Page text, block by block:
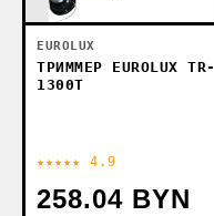
EUROLUX
ТРИММЕР EUROLUX TR-
1300T
★★★★★ 4.9
258.04 BYN